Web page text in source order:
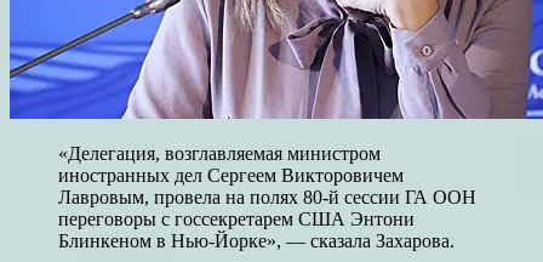
«Делегация, возглавляемая министром
иностранных дел Сергеем Викторовичем
Лавровым, провела на полях 80-й сессии ГА ООН
переговоры с госсекретарем США Энтони
Блинкеном в Нью-Йорке», — сказала Захарова.